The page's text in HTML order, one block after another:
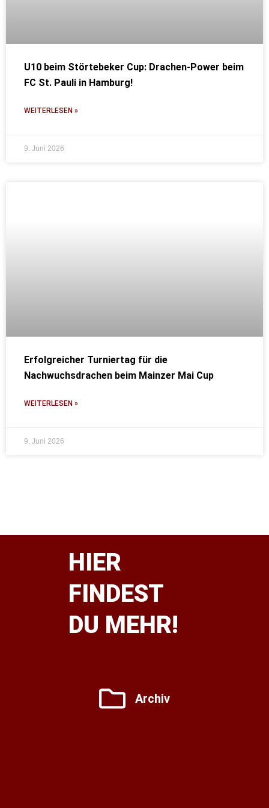
U10 beim Störtebeker Cup: Drachen-Power beim
FC St. Pauli in Hamburg!
WEITERLESEN »
9. Juni 2026
Erfolgreicher Turniertag für die
Nachwuchsdrachen beim Mainzer Mai Cup
WEITERLESEN »
9. Juni 2026
HIER
FINDEST
DU MEHR!
Archiv